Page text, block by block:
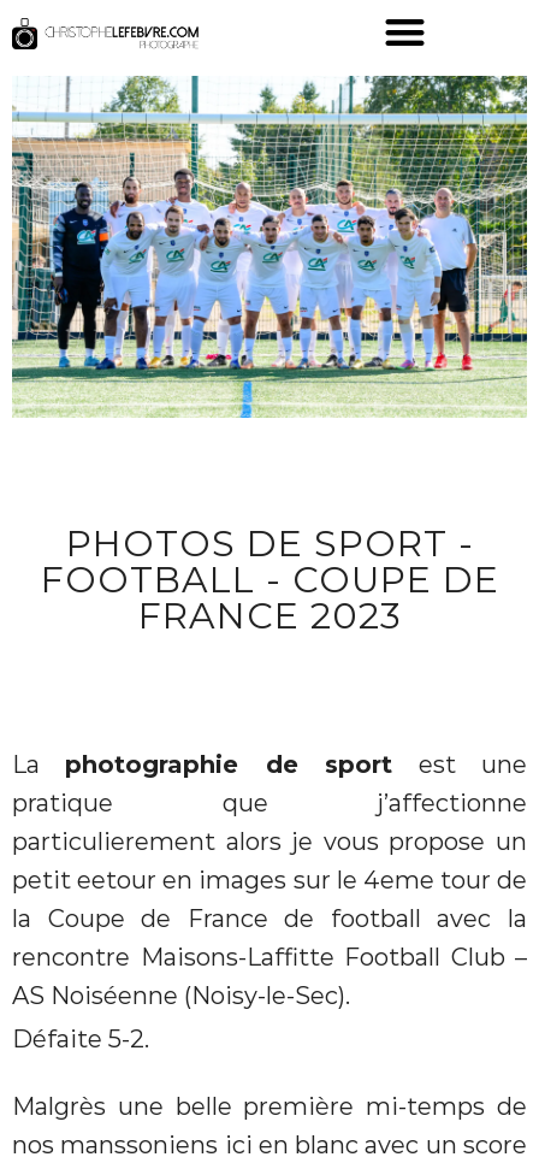
PHOTOS DE SPORT -
FOOTBALL - COUPE DE
FRANCE 2023
La photographie de sport est une
pratique que j’affectionne
particulierement alors je vous propose un
petit eetour en images sur le 4eme tour de
la Coupe de France de football avec la
rencontre Maisons-Laffitte Football Club –
AS Noiséenne (Noisy-le-Sec).
Défaite 5-2.
Malgrès une belle première mi-temps de
nos manssoniens ici en blanc avec un score